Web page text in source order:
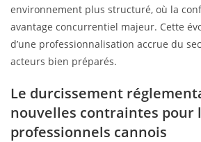
environnement plus structuré, où la
avantage concurrentiel majeur. Cette
d’une professionnalisation accrue du
acteurs bien préparés.
Le durcissement
nouvelles contraintes pour
professionnels cannois